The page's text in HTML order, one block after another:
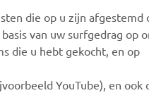
die op u zijn afgestemd
van uw surfgedrag op
die u hebt gekocht, en op
YouTube), en ook